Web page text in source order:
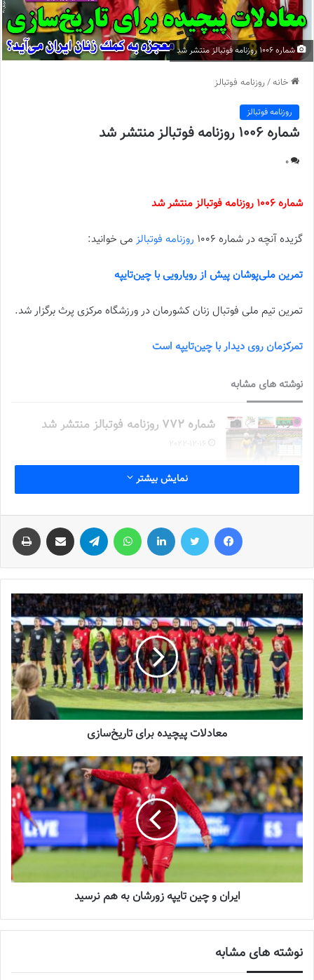
شماره 1006 روزنامه فوتبالز منتشر شد
خانه/روزنامه فوتبالز
روزنامه فوتبالز
شماره 1006 روزنامه فوتبالز منتشر شد
0
شماره 1006 روزنامه فوتبالز منتشر شد
گزیده آنچه در شماره 1006 روزنامه فوتبالز می خوانید:
تمرین ملی‌پوشان پیش از رویارویی با چین‌تایپه
تمرین تیم ملی فوتبال زنان کشورمان در ورزشگاه مرکزی پرث برگزار شد.
تمرکزمان روی دیدار با چین‌تایپه است
نوشته های مشابه
شماره 772 روزنامه فوتبالز منتشر شد
2022-12-16
شماره 900 روزنامه فوتبالز منتشر شد
2023-06-14
شماره 918 روزنامه فوتبالز منتشر شد
2023-07-07
اعظم غلامی مدیر تیم ملی فوتبال زنان ایران در خصوص وضعیت
ملی‌پوشان در استرالیا اظهار داشت: بعد از پشت سر گذاشتن دیدار اول
مقابل استرالیا، ما برای بازی بعدی مقابل چین‌تایپه آماده می‌شویم و
تمام تمرکزمان را روی این دیدار گذاشته‌ایم.
معادلات پیچیده برای تاریخ‌سازی
تیم ملی زنان ایران برای رسیدن به دور سوم انتخابی المپیک 2024
پاریس در دیدار دوم خود محکوم به کسب امتیاز است. تیم ملی زنان
فوتبال ایران در طول دوران فعالیت خود تجربه 4 رویارویی با
تیم ملی
زنان
چین‌تایپه را دارد که اولین رویارویی دو تیم در سال 2008 و در مسیر
انتخابی جام ملت‌های آسیا بود که زنان فوتبال ایران موفق شدند از سد
حریف آسیای شرقی خود بگذرند اما این پیروزی، اولین و آخرین برد تیم
ملی زنان ایران در جدال با چین‌تایپه محسوب می‌شود و آن‌ها بعد از
توانسته‌اند 3 برد متوالی را جشن بگیرند.
نمایش بیشتر
معادلات پیچیده برای تاریخ‌سازی
ايران و چين تايپه زورشان به هم نرسيد
نوشته های مشابه